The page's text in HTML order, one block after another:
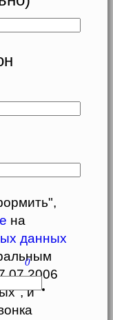
0
на
данных
и